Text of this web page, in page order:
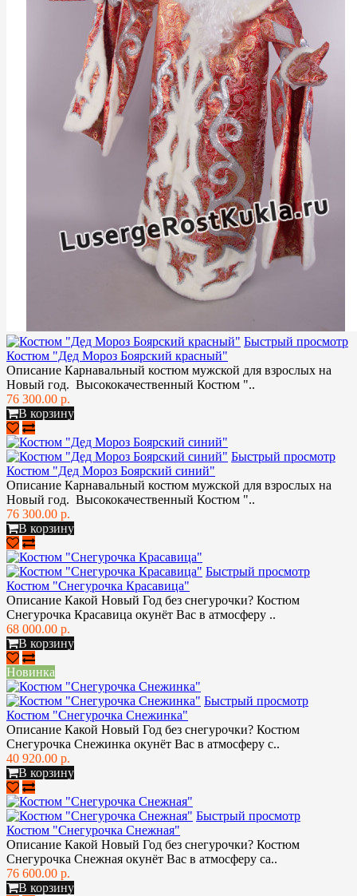
Быстрый просмотр
Костюм "Дед Мороз Боярский красный"
Описание Карнавальный костюм мужской для взрослых на
Новый год. Высококачественный Костюм "..
76 300.00 р.
В корзину
Быстрый просмотр
Костюм "Дед Мороз Боярский синий"
Описание Карнавальный костюм мужской для взрослых на
Новый год. Высококачественный Костюм "..
76 300.00 р.
В корзину
Быстрый просмотр
Костюм "Снегурочка Красавица"
Описание Какой Новый Год без снегурочки? Костюм
Снегурочка Красавица окунёт Вас в атмосферу ..
68 000.00 р.
В корзину
Новинка
Быстрый просмотр
Костюм "Снегурочка Снежинка"
Описание Какой Новый Год без снегурочки? Костюм
Снегурочка Снежинка окунёт Вас в атмосферу с..
40 920.00 р.
В корзину
Быстрый просмотр
Костюм "Снегурочка Снежная"
Описание Какой Новый Год без снегурочки? Костюм
Снегурочка Снежная окунёт Вас в атмосферу са..
76 600.00 р.
В корзину